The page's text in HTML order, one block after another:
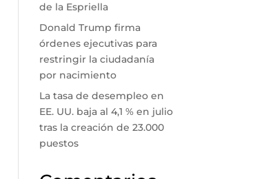
de la Espriella
Donald Trump firma
órdenes ejecutivas para
restringir la ciudadanía
por nacimiento
La tasa de desempleo en
EE. UU. baja al 4,1 % en julio
tras la creación de 23.000
puestos